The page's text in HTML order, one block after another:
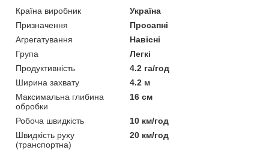
Країна виробник
Україна
Призначення
Просапні
Агрегатування
Навісні
Група
Легкі
Продуктивність
4.2 га/год
Ширина захвату
4.2 м
Максимальна глибина
обробки
16 см
Робоча швидкість
10 км/год
Швидкість руху
(транспортна)
20 км/год